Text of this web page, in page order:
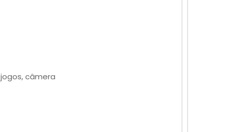
câmera